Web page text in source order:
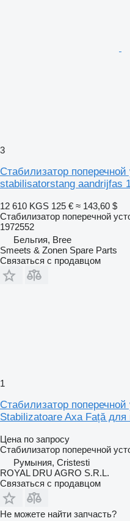
3
Стабилизатор
stabilisatorstang aandrijfas
12 610 KGS 125 € ≈ 143,60 $
Стабилизатор поперечной
1972552
Бельгия, Bree
Smeets & Zonen Spare Parts
Связаться с продавцом
1
Стабилизатор
Stabilizatoare Axa Față для
Цена по запросу
Стабилизатор поперечной
Румыния, Cristesti
ROYAL DRU AGRO S.R.L.
Связаться с продавцом
Не можете найти запчасть?